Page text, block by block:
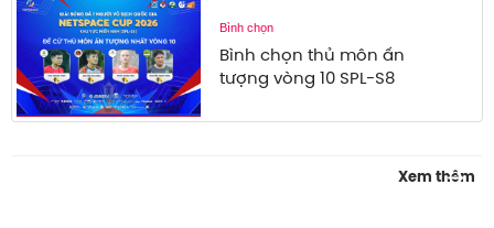
Bình chọn
Bình chọn thủ môn ấn
tượng vòng 10 SPL-S8
Xem thêm